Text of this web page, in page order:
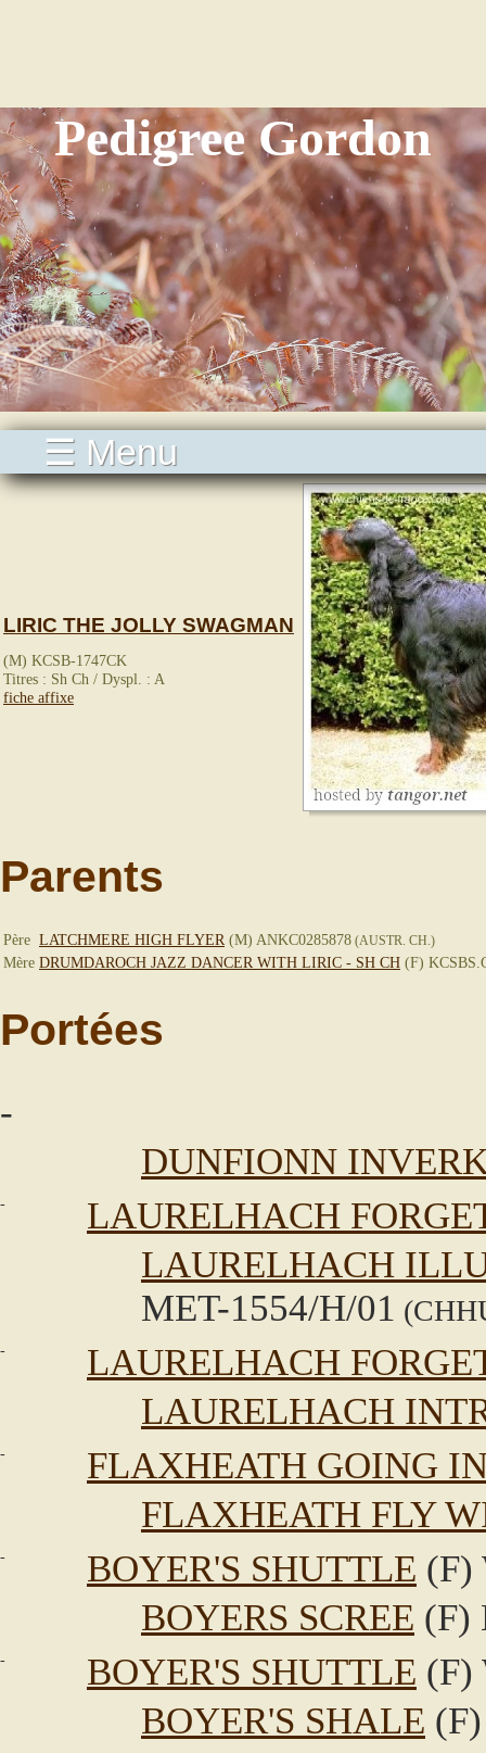
Pedigree Gordon
☰ Menu
LIRIC THE JOLLY SWAGMAN
(M) KCSB-1747CK
Titres : Sh Ch / Dyspl. : A
fiche affixe
Parents
Père LATCHMERE HIGH FLYER (M) ANKC0285878 (AUSTR. CH.)
Mère DRUMDAROCH JAZZ DANCER WITH LIRIC - SH CH (F)
Portées
-
DUNFIONN
-
LAURELHACH
LAURELHACH
MET-1554/H/01
-
LAURELHACH
LAURELHACH
-
FLAXHEATH GOING
FLAXHEATH FLY
- BOYER'S SHUTTLE (F)
BOYERS SCREE (F)
- BOYER'S SHUTTLE (F)
BOYER'S SHALE (F)